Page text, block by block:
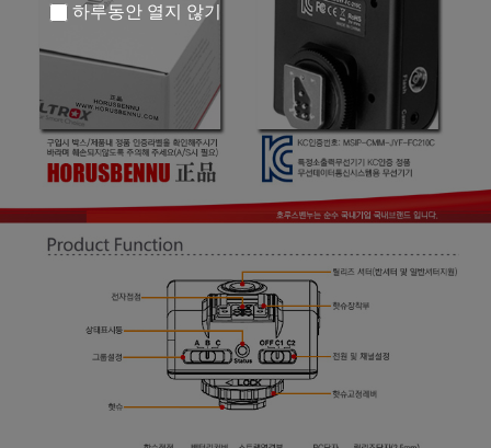
페이코 라이
구매
하루동안 열지 않기